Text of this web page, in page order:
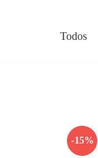
Todos
-15%